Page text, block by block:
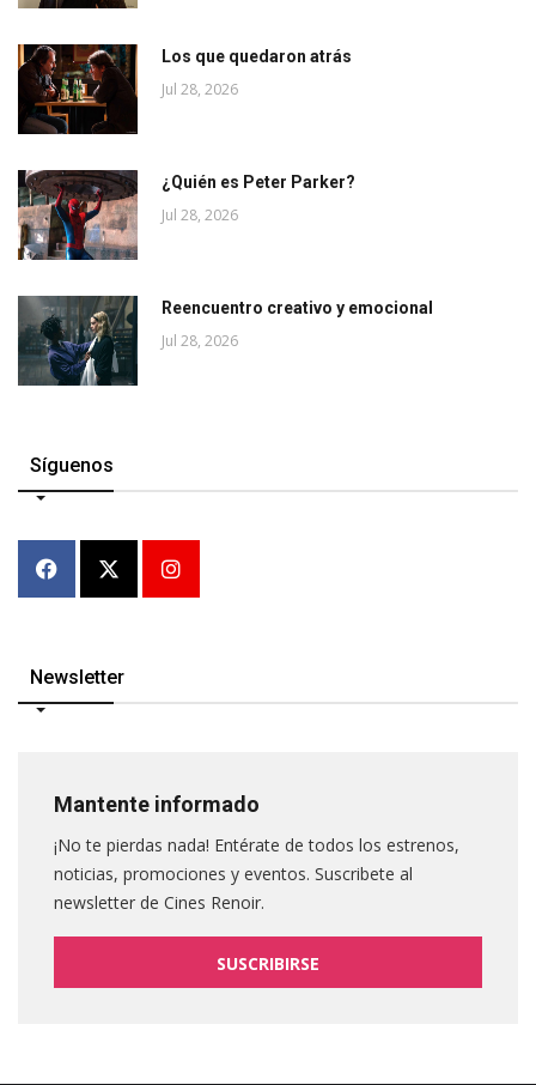
Los que quedaron atrás
Jul 28, 2026
¿Quién es Peter Parker?
Jul 28, 2026
Reencuentro creativo y emocional
Jul 28, 2026
Síguenos
Newsletter
Mantente informado
¡No te pierdas nada! Entérate de todos los estrenos,
noticias, promociones y eventos. Suscribete al
newsletter de Cines Renoir.
SUSCRIBIRSE